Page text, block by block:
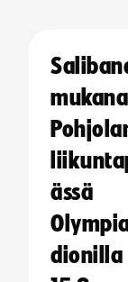
ässä
dionilla